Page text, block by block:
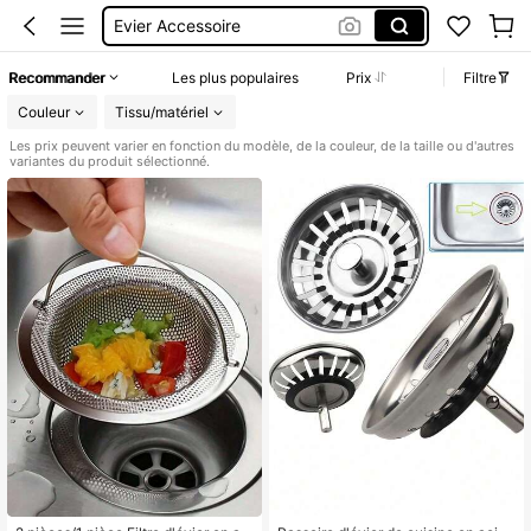
Décoration Maison
Recommander Les plus populaires Prix
Filtre
Couleur
Tissu/matériel
Les prix peuvent varier en fonction du modèle, de la couleur, de la taille ou d'autres
variantes du produit sélectionné.